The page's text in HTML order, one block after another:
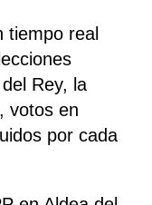
tiempo real
Rey, la
votos en
por cada